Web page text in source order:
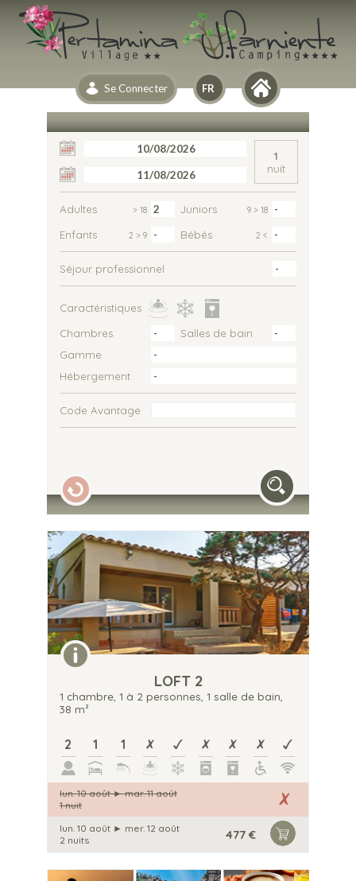
Se Connecter
1
nuit
Adultes > 18 Juniors 9 > 18
Enfants 2 > 9 Bébés 2 <
Séjour professionnel
Caractéristiques
Chambres
Salles de bain
Gamme
Hébergement
Code Avantage
LOFT 2
1 chambre, 1 à 2 personnes, 1 salle de bain,
38 m²
2 1 1
lun. 10 août►mar. 11 août
1 nuit
lun. 10 août ► mer. 12 août
2 nuits
477 €